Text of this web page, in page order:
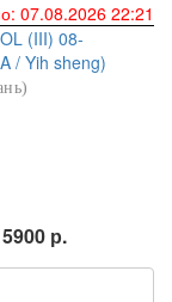
07.08.2026 22:21
(III) 08-
/ Yih sheng)
р.